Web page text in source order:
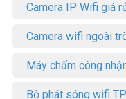
Camera IP Wifi giá
Camera wifi ngoài
Máy chấm công
Bộ phát sóng wifi